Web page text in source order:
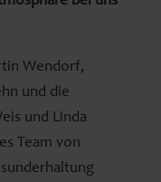
Wendorf,
und die
und Linda
Team von